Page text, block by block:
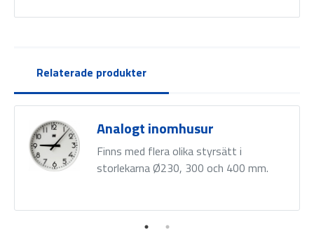
Relaterade produkter
Analogt inomhusur
Finns med flera olika styrsätt i
storlekarna Ø230, 300 och 400 mm.